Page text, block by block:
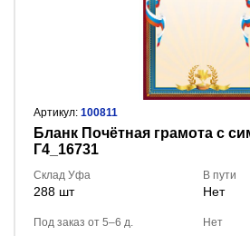
Артикул: 100811
Бланк Почётная грамота с
Г4_16731
Склад Уфа
288 шт
В пути
Нет
Под заказ от 5–6 д. Нет